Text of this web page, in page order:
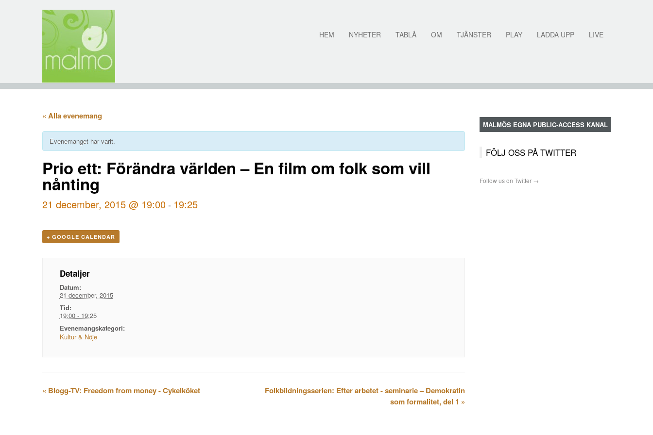
HEM NYHETER TABLÅ OM TJÄNSTER PLAY LADDA UPP LIVE
« Alla evenemang
Evenemanget har varit.
Prio ett: Förändra världen – En film om folk som vill
nånting
21 december, 2015 @ 19:00- 19:25
+ GOOGLE CALENDAR
Detaljer
Datum:
21 december, 2015
Tid:
19:00 - 19:25
Evenemangskategori:
Kultur & Nöje
Evenemangsnavigation
« Blogg-TV: Freedom from money - Cykelköket
Folkbildningsserien: Efter arbetet - seminarie – Demokratin
som formalitet, del 1 »
MALMÖS EGNA PUBLIC-ACCESS KANAL
FÖLJ OSS PÅ TWITTER
Follow us on Twitter →